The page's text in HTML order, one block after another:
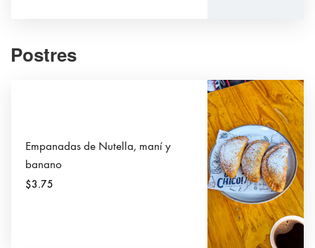
Postres
Empanadas de Nutella, maní y
banano
$3.75